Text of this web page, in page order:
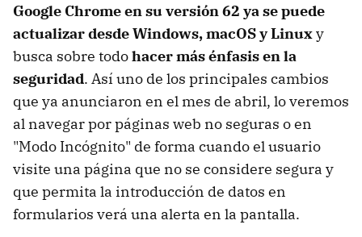
Google Chrome en su versión 62 ya se puede
actualizar desde Windows, macOS y Linuxy
busca sobre todohacer más énfasis en la
seguridad. Así uno de los principales cambios
que ya anunciaron en el mes de abril, lo veremos
al navegar por páginas web no seguras o en
"Modo Incógnito" de forma cuando el usuario
visite una página que no se considere segura y
que permita la introducción de datos en
formularios verá una alerta en la pantalla.